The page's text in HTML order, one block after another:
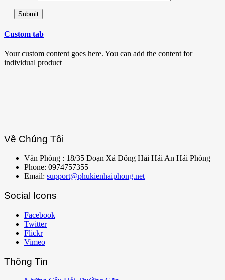
Custom tab
Your custom content goes here. You can add the content for
individual product
Về Chúng Tôi
Văn Phòng : 18/35 Đoạn Xá Đông Hải Hải An Hải Phòng
Phone: 0974757355
Email: support@phukienhaiphong.net
Social Icons
Facebook
Twitter
Flickr
Vimeo
Thông Tin